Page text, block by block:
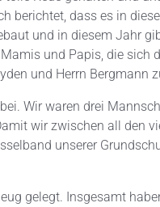
berichtet, dass es in
und in diesem Jahr
und Papis, die sich
und Herrn Bergmann
Wir waren drei
wir zwischen all den
unserer
gelegt. Insgesamt